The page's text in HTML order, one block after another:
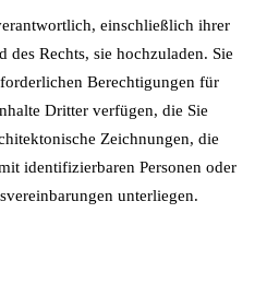
einschließlich ihrer
Rechts, sie hochzuladen. Sie
Berechtigungen für
Dritter verfügen, die Sie
Zeichnungen, die
identifizierbaren Personen oder
unterliegen.